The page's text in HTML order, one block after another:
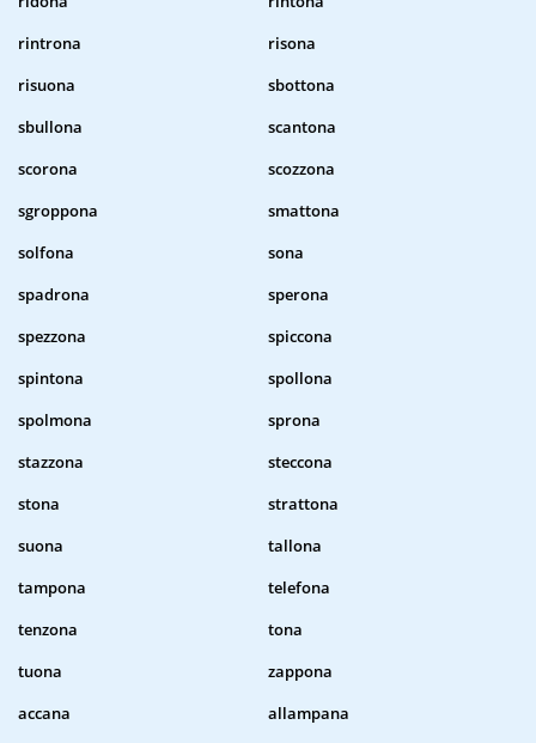
rintrona
risona
risuona
sbottona
sbullona
scantona
scorona
scozzona
sgroppona
smattona
solfona
sona
spadrona
sperona
spezzona
spiccona
spintona
spollona
spolmona
sprona
stazzona
steccona
stona
strattona
suona
tallona
tampona
telefona
tenzona
tona
tuona
zappona
accana
allampana